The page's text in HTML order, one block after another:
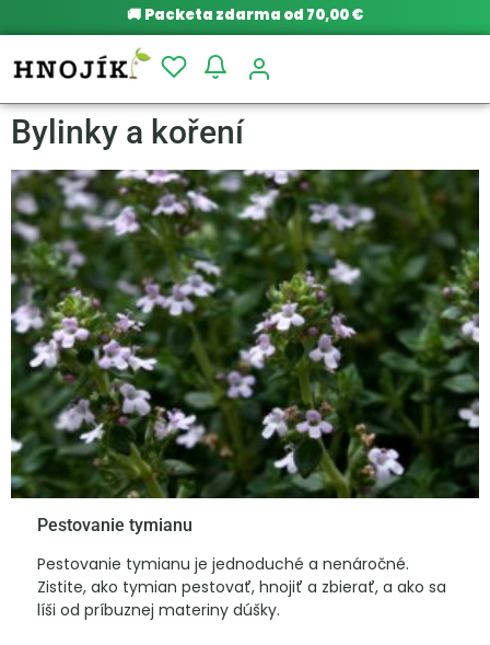
🚚 Packeta zdarma od 70,00 €
Bylinky a koření
Pestovanie tymianu
Pestovanie tymianu je jednoduché a nenáročné.
Zistite, ako tymian pestovať, hnojiť a zbierať, a ako sa
líši od príbuznej materiny dúšky.